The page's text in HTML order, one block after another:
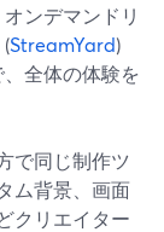
ンデマンドリ
StreamYard)
全体の体験を
で同じ制作ツ
ム背景、画面
クリエイター